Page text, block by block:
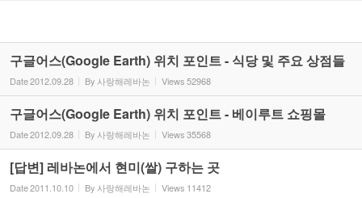
구글어스(Google Earth) 위치 포인트 - 식당 및 주요 상점들
Date2012.09.28 By 사랑해레바논 Views52968
구글어스(Google Earth) 위치 포인트 - 베이루트 쇼핑몰
Date2012.09.28 By 사랑해레바논 Views35568
[답변] 레바논에서 현미(쌀) 구하는 곳
Date2011.10.10 By 사랑해레바논 Views 11412